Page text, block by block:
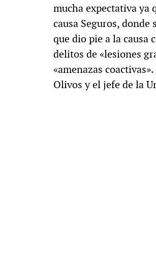
mucha expectativa ya
causa Seguros,
que dio pie a la causa
delitos de «lesiones
«amenazas
Olivos y el jefe de la